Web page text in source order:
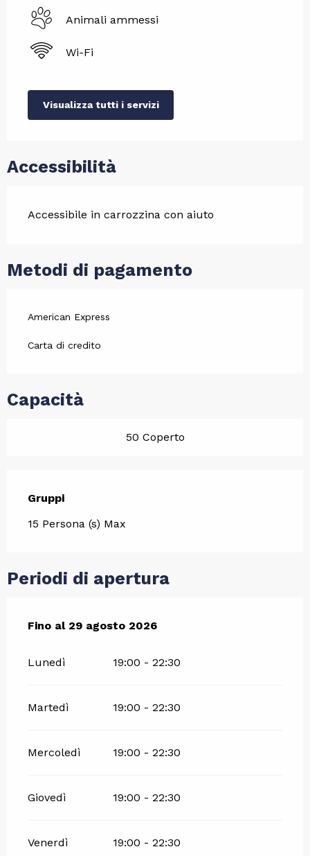
Animali ammessi
Wi-Fi
Visualizza tutti i servizi
Accessibilità
Accessibile in carrozzina con aiuto
Metodi di pagamento
American Express
Carta di credito
Capacità
50 Coperto
Gruppi
Gruppi
15 Persona (s) Max
Periodi di apertura
Dal8 luglio 2026 al29 agosto 2026
Fino al29 agosto 2026
Lunedì 19:00 - 22:30
Martedì 19:00 - 22:30
Mercoledì 19:00 - 22:30
Giovedì 19:00 - 22:30
Venerdì 19:00 - 22:30